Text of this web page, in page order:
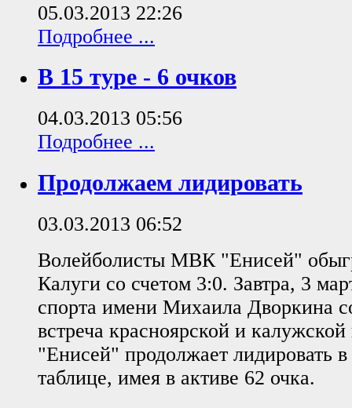
05.03.2013 22:26
Подробнее ...
В 15 туре - 6 очков
04.03.2013 05:56
Подробнее ...
Продолжаем лидировать
03.03.2013 06:52
Волейболисты МВК "Енисей"
Калуги со счетом 3:0. Завтра, 3
спорта имени Михаила Дворкина
встреча красноярской и
"Енисей" продолжает лидировать
таблице, имея в активе 62 очка.